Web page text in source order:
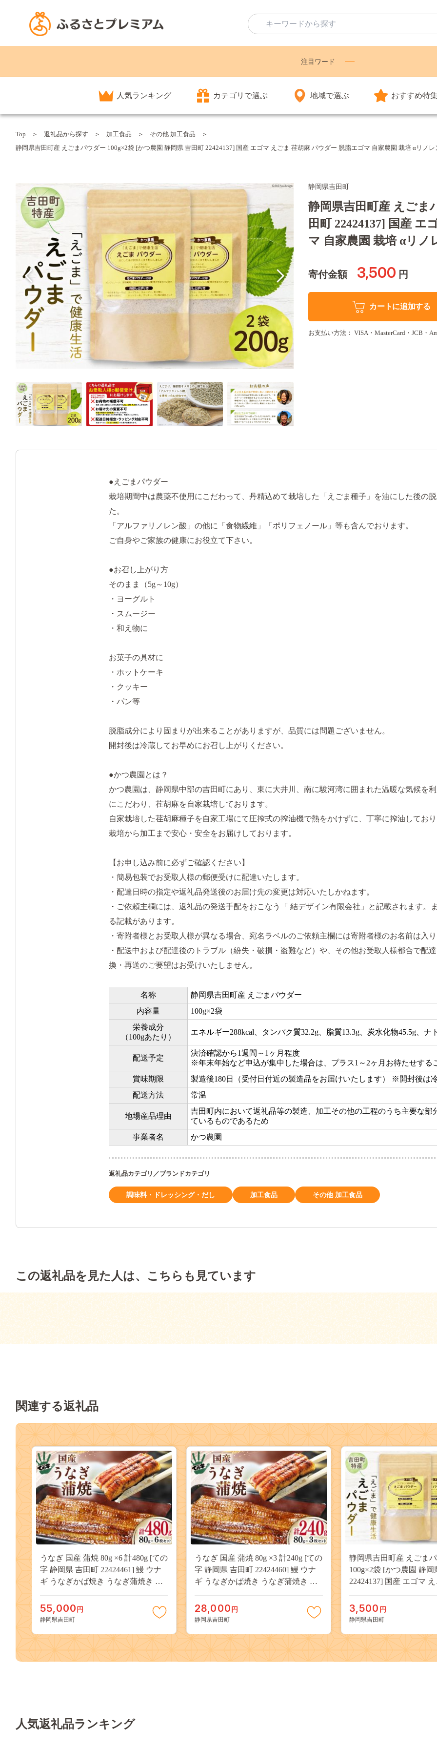
注目ワード
人気ランキング カテゴリで選ぶ 地域で選ぶ おすすめ特
Top 返礼品から探す 加工食品
その他 加工食品
静岡県吉田町産 えごまパウダー 100g×2袋 [かつ農園 静岡県 吉田町 22424137] 国産 エゴマ えごま 荏胡麻 パウダー 脱脂エゴマ 自家農園 栽培 αリノ
静岡県吉田町
静岡県吉田町産 えごま
田町 22424137] 国産
マ 自家農園 栽培 αリノ
寄付金額 3,500 円
カートに追加する
お支払い方法： VISA・MasterCard・JCB・
●えごまパウダー
栽培期間中は農薬不使用にこだわって、丹精込めて栽培した「えごま種子」を油にした後の
た。
「アルファリノレン酸」の他に「食物繊維」「ポリフェノール」等も含んでおります。
ご自身やご家族の健康にお役立て下さい。
●お召し上がり方
そのまま（5g～10g）
・ヨーグルト
・スムージー
・和え物に
お菓子の具材に
・ホットケーキ
・クッキー
・パン等
脱脂成分により固まりが出来ることがありますが、品質には問題ございません。
開封後は冷蔵してお早めにお召し上がりください。
●かつ農園とは？
かつ農園は、静岡県中部の吉田町にあり、東に大井川、南に駿河湾に囲まれた温暖な気候を
にこだわり、荏胡麻を自家栽培しております。
自家栽培した荏胡麻種子を自家工場にて圧搾式の搾油機で熱をかけずに、丁寧に搾油しており
栽培から加工まで安心・安全をお届けしております。
【お申し込み前に必ずご確認ください】
・簡易包装でお受取人様の郵便受けに配達いたします。
・配達日時の指定や返礼品発送後のお届け先の変更は対応いたしかねます。
・ご依頼主欄には、返礼品の発送手配をおこなう「 結デザイン有限会社」と記載されます。
る記載があります。
・寄附者様とお受取人様が異なる場合、宛名ラベルのご依頼主欄には寄附者様のお名前は入り
・配送中および配達後のトラブル（紛失・破損・盗難など）や、その他お受取人様都合で配
換・再送のご要望はお受けいたしません。
名称
静岡県吉田町産 えごまパウダー
内容量
100g×2袋
栄養成分
（100gあたり）
エネルギー288kcal、タンパク質32.2g、脂質13.3g、炭水化物45.5g、ナ
配送予定
決済確認から1週間～1ヶ月程度
※年末年始など申込が集中した場合は、プラス1～2ヶ月お待たせする
賞味期限
製造後180日（受付日付近の製造品をお届けいたします） ※開封後は
配送方法
常温
地場産品理由
吉田町内において返礼品等の製造、加工その他の工程のうち主要な部
ているものであるため
事業者名
かつ農園
返礼品カテゴリ／ブランドカテゴリ
調味料・ドレッシング・だし 加工食品 その他 加工食品
この返礼品を見た人は、こちらも見ています
関連する返礼品
うなぎ 国産 蒲焼 80g ×6 計480g [ての
字 静岡県 吉田町 22424461] 鰻 ウナ
ギ うなぎかば焼き うなぎ蒲焼き 鰻
パック 蒲焼 タレ たれ 静岡県産
unagi
55,000 円
静岡県吉田町
うなぎ 国産 蒲焼 80g ×3 計240g [ての
字 静岡県 吉田町 22424460] 鰻 ウナ
ギ うなぎかば焼き うなぎ蒲焼き 鰻
パック 蒲焼 タレ たれ 静岡県産
unagi
28,000 円
静岡県吉田町
静岡県吉田町産 えごま
100g×2袋 [かつ農園 静岡
22424137] 国産 エゴマ
αリノレン酸 食物繊維
ル
3,500 円
静岡県吉田町
人気返礼品ランキング